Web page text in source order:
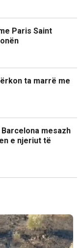
Paris Saint
ta marrë me
mesazh
e njeriut të